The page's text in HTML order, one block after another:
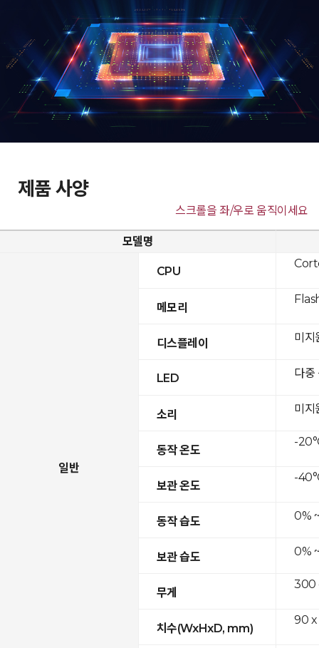
제품 사양
스크롤을 좌/우로 움직이세요
모델명
일반
CPU
메모리
디스플레이
LED
소리
동작 온도
보관 온도
동작 습도
보관 습도
무게
치수(WxHxD, mm)
미지
다중
미지
-
-
0%
0%
300
90 x